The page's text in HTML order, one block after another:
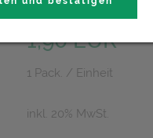
PZN: 5236888
1,90 EUR
1 Pack. / Einheit
inkl. 20% MwSt.